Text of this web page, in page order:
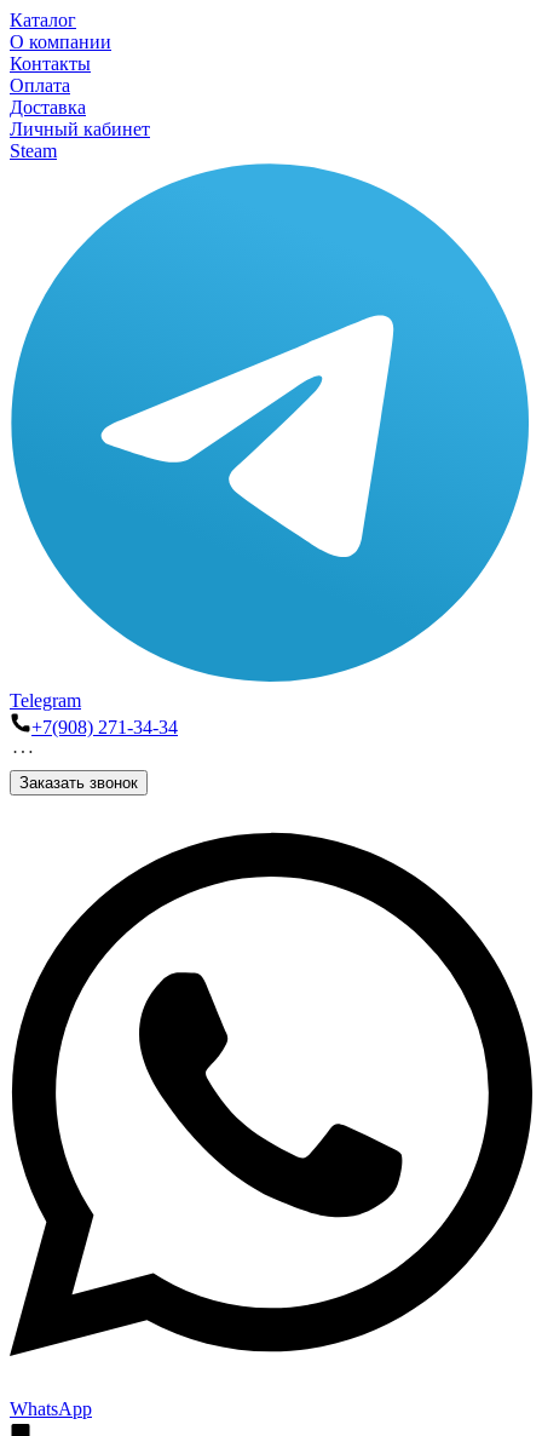
Каталог
О компании
Контакты
Оплата
Доставка
Личный кабинет
Steam
Telegram
+7(908) 271-34-34
Заказать звонок
WhatsApp